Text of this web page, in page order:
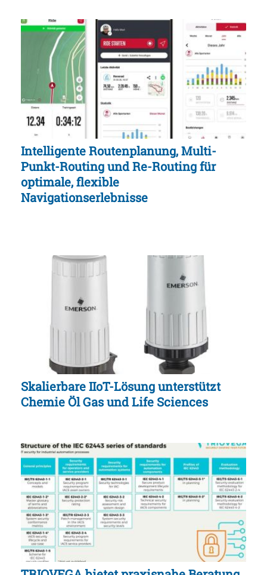
Intelligente Routenplanung, Multi-
Punkt-Routing und Re-Routing für
optimale, flexible
Navigationserlebnisse
Skalierbare IIoT-Lösung unterstützt
Chemie Öl Gas und Life Sciences